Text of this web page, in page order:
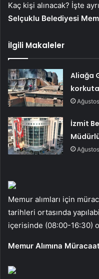
Kaç kişi alınacak? İşte
Selçuklu Belediyesi
İlgili Makaleler
Aliağa
İzmit
Memur alımları için
tarihleri ortasında
içerisinde (08:00-16:30)
Memur Alımına